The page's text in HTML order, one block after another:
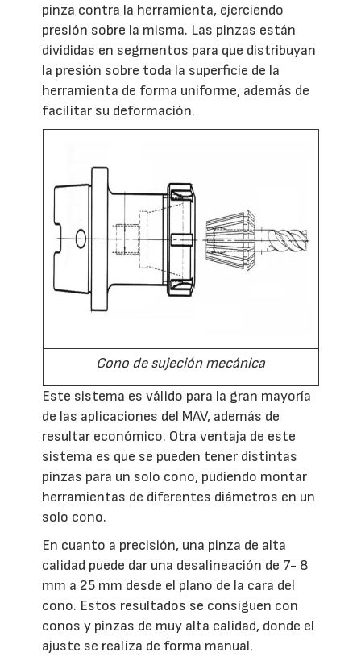
pinza contra la herramienta, ejerciendo
presión sobre la misma. Las pinzas están
divididas en segmentos para que distribuyan
la presión sobre toda la superficie de la
herramienta de forma uniforme, además de
facilitar su deformación.
Cono de sujeción mecánica
Este sistema es válido para la gran mayoría
de las aplicaciones del MAV, además de
resultar económico. Otra ventaja de este
sistema es que se pueden tener distintas
pinzas para un solo cono, pudiendo montar
herramientas de diferentes diámetros en un
solo cono.
En cuanto a precisión, una pinza de alta
calidad puede dar una desalineación de 7- 8
mm a 25 mm desde el plano de la cara del
cono. Estos resultados se consiguen con
conos y pinzas de muy alta calidad, donde el
ajuste se realiza de forma manual.